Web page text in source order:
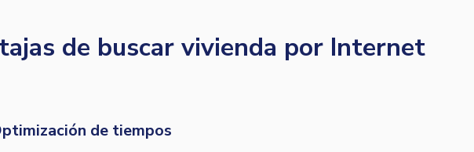
de buscar vivienda por Internet
de tiempos